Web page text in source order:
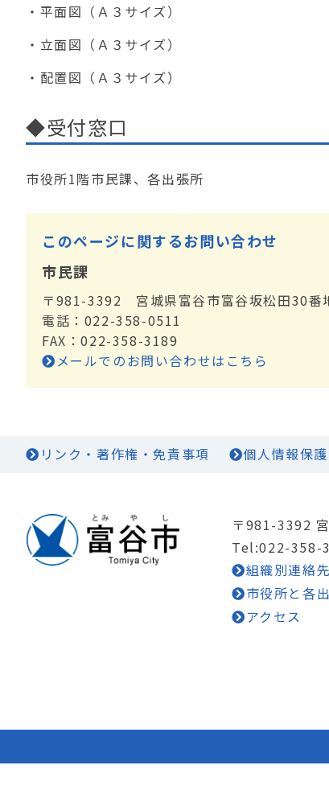
・平面図（Ａ３サイズ）
・立面図（Ａ３サイズ）
・配置図（Ａ３サイズ）
◆受付窓口
市役所1階市民課、各出張所
このページに関するお問い合わせ
市民課
〒981-3392 宮城県富谷市富谷坂松田30番
電話：022-358-0511
FAX：022-358-3189
メールでのお問い合わせはこちら
リンク・著作権・免責事項 個人情報保護
〒981-3392
Tel:022-358-
組織別連絡
市役所と各
アクセス